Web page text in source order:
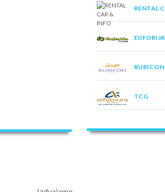
RENTAL
TCG